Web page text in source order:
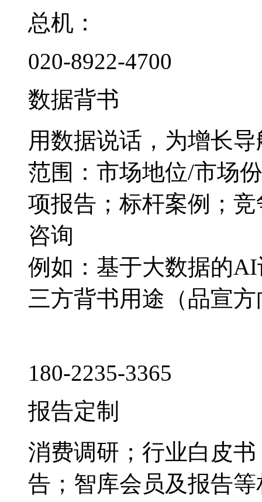
总机：
020-8922-4700
数据背书
用数据说话，为增长导
范围：市场地位/市场
项报告；标杆案例；
咨询
例如：基于大数据的
三方背书用途（品宣
180-2235-3365
报告定制
消费调研；行业白皮
告；智库会员及报告